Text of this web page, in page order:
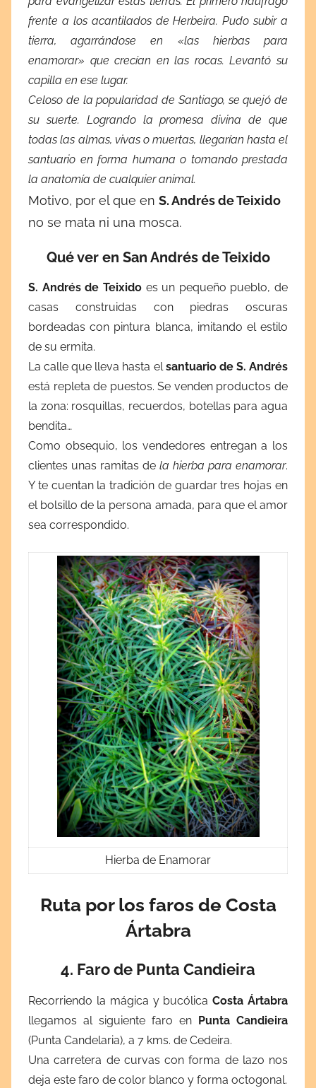
frente a los acantilados de Herbeira. Pudo subir a
tierra, agarrándose en «las hierbas para
enamorar» que crecían en las rocas. Levantó su
capilla en ese lugar.
Celoso de la popularidad de Santiago, se quejó de
su suerte. Logrando la promesa divina de que
todas las almas, vivas o muertas, llegarían hasta el
santuario en forma humana o tomando prestada
la anatomía de cualquier animal.
Motivo, por el que en S. Andrés de Teixido
no se mata ni una mosca.
Qué ver en San Andrés de Teixido
S. Andrés de Teixido es un pequeño pueblo, de
casas construidas con piedras oscuras
bordeadas con pintura blanca, imitando el estilo
de su ermita.
La calle que lleva hasta el santuario de S. Andrés
está repleta de puestos. Se venden productos de
la zona: rosquillas, recuerdos, botellas para agua
bendita…
Como obsequio, los vendedores entregan a los
clientes unas ramitas de la hierba para enamorar.
Y te cuentan la tradición de guardar tres hojas en
el bolsillo de la persona amada, para que el amor
sea correspondido.
Hierba de Enamorar
Ruta por los faros de Costa
Ártabra
4. Faro de Punta Candieira
Recorriendo la mágica y bucólicaCosta Ártabra
llegamos al siguiente faro en Punta Candieira
(Punta Candelaria), a 7 kms. de Cedeira.
Una carretera de curvas con forma de lazo nos
deja este faro de color blanco y forma octogonal.